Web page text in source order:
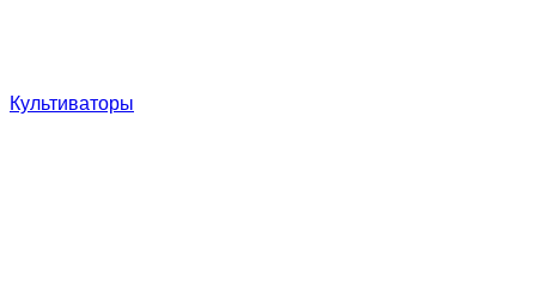
Культиваторы